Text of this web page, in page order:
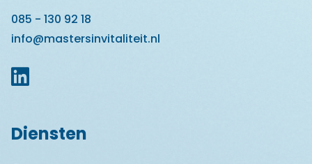
085 - 130 92 18
info@mastersinvitaliteit.nl
Diensten